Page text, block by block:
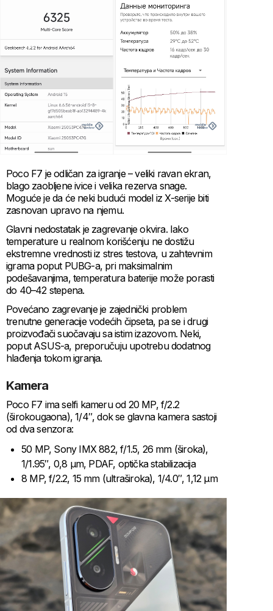
Poco F7 je odličan za igranje – veliki ravan ekran,
blago zaobljene ivice i velika rezerva snage.
Moguće je da će neki budući model iz X-serije biti
zasnovan upravo na njemu.
Glavni nedostatak je zagrevanje okvira. Iako
temperature u realnom korišćenju ne dostižu
ekstremne vrednosti iz stres testova, u zahtevnim
igrama poput PUBG-a, pri maksimalnim
podešavanjima, temperatura baterije može porasti
do 40–42 stepena.
Povećano zagrevanje je zajednički problem
trenutne generacije vodećih čipseta, pa se i drugi
proizvođači suočavaju sa istim izazovom. Neki,
poput ASUS-a, preporučuju upotrebu dodatnog
hlađenja tokom igranja.
Kamera
Poco F7 ima selfi kameru od 20 MP, f/2.2
(širokougaona), 1/4″, dok se glavna kamera sastoji
od dva senzora:
50 MP, Sony IMX 882, f/1.5, 26 mm (široka),
1/1.95″, 0,8 µm, PDAF, optička stabilizacija
8 MP, f/2.2, 15 mm (ultraširoka), 1/4.0″, 1,12 µm